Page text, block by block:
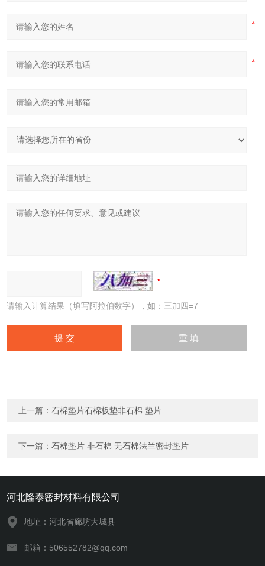
请输入计算结果（填写阿拉伯数字），如：三加四=7
上一篇：石棉垫片石棉板垫非石棉 垫片
下一篇：石棉垫片 非石棉 无石棉法兰密封垫片
河北隆泰密封材料有限公司
地址：河北省廊坊大城县
邮箱：506552782@qq.com